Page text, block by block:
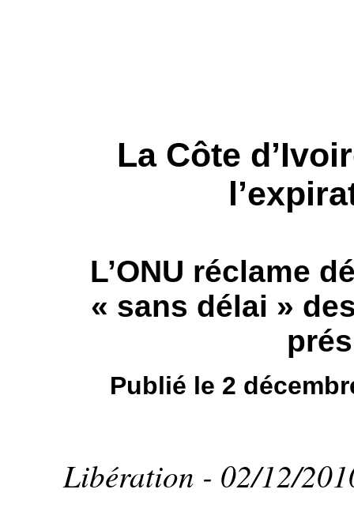
La Côte
L’ONU réclame
« sans délai »
Publié le 2
Libération - 02/12/